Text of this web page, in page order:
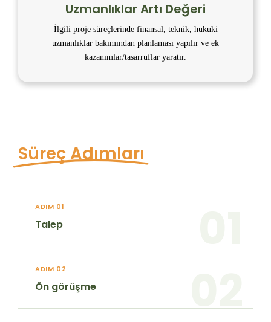
Uzmanlıklar Artı Değeri
İlgili proje süreçlerinde finansal, teknik, hukuki
uzmanlıklar bakımından planlaması yapılır ve ek
kazanımlar/tasarruflar yaratır.
Süreç Adımları
ADIM 01
Talep 01
ADIM 02
Ön görüşme 02